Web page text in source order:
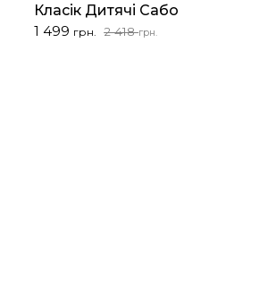
Класік Дитячі Сабо
2 418грн.
Оригінальна
1 499 грн.
Поточна